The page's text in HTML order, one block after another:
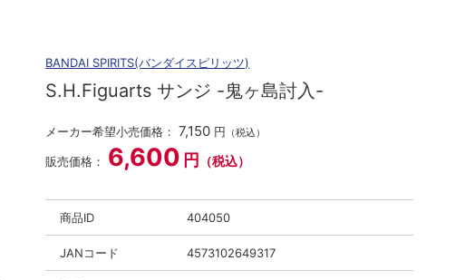
BANDAI SPIRITS(バンダイスピリッツ)
S.H.Figuarts サンジ -鬼ヶ島討入-
メーカー希望小売価格：7,150 円 （税込）
販売価格： 6,600 円 （税込）
商品ID 404050
JANコード 4573102649317